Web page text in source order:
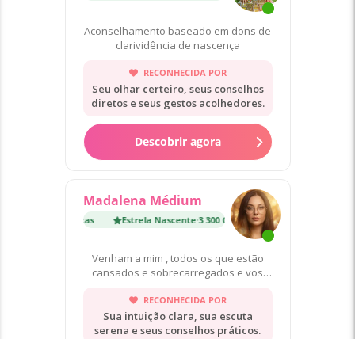
Aconselhamento baseado em dons de
clarividência de nascença
RECONHECIDA POR
Seu olhar certeiro, seus conselhos
diretos e seus gestos acolhedores.
Descobrir agora
Madalena Médium
Estrela Nascente·3 300 Consultas
Venham a mim , todos os que estão
cansados e sobrecarregados e vos
RECONHECIDA POR
Sua intuição clara, sua escuta
serena e seus conselhos práticos.